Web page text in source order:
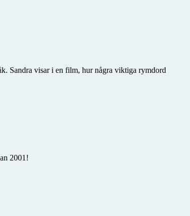
Sandra visar i en film, hur några viktiga rymdord
2001!